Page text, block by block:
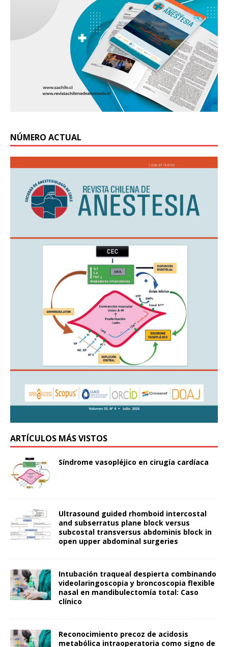
NÚMERO ACTUAL
ARTÍCULOS MÁS VISTOS
Síndrome vasopléjico en cirugía cardíaca
Ultrasound guided rhomboid intercostal
and subserratus plane block versus
subcostal transversus abdominis block in
open upper abdominal surgeries
Intubación traqueal despierta combinando
videolaringoscopia y broncoscopia flexible
nasal en mandibulectomía total: Caso
clínico
Reconocimiento precoz de acidosis
metabólica intraoperatoria como signo de